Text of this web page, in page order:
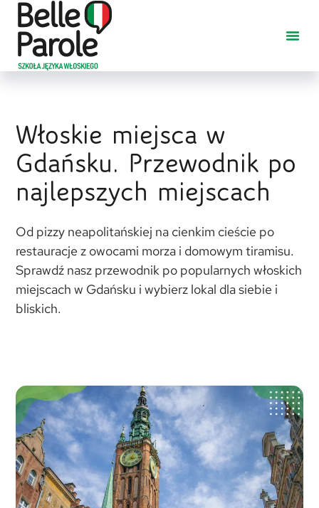
Włoskie miejsca w
Gdańsku. Przewodnik po
najlepszych miejscach
Od pizzy neapolitańskiej na cienkim cieście po
restauracje z owocami morza i domowym tiramisu.
Sprawdź nasz przewodnik po popularnych włoskich
miejscach w Gdańsku i wybierz lokal dla siebie i
bliskich.